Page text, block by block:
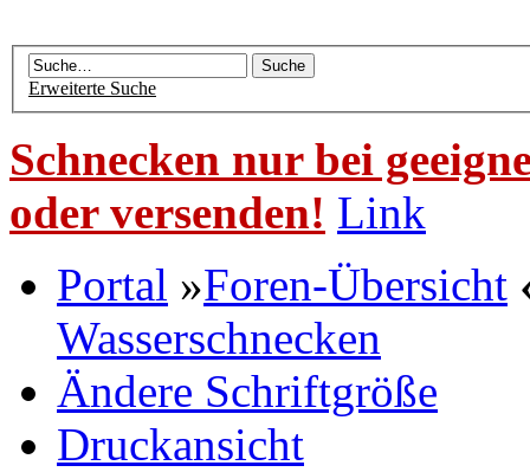
Erweiterte Suche
Schnecken nur bei
oder versenden! Link
Portal »Foren-Übersicht
Wasserschnecken
Ändere Schriftgröße
Druckansicht